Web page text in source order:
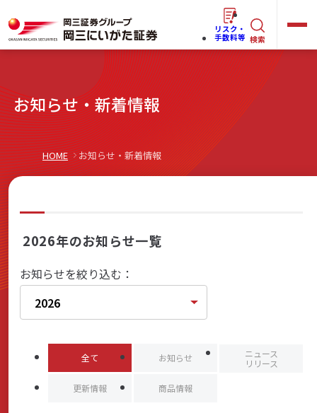
ー
ワ
ー
ド
らくらくネット情報便
岡三にいがたと始める
商品・サービス
リスク・
手数料等 検索
キ
ー
ド
で
探
お知らせ・新着情報
HOME お知らせ・新着情報
2026年のお知らせ一覧
お知らせを絞り込む：
全て お知らせ
ニュース
リリース
更新情報 商品情報